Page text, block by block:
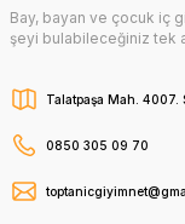
Bay, bayan ve çocuk iç
şeyi bulabileceğiniz tek
Talatpaşa Mah. 4007.
0850 305 09 70